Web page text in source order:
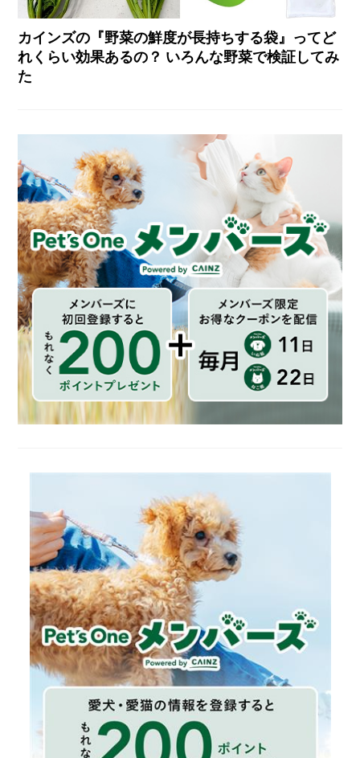
カインズの『野菜の鮮度が長持ちする袋』ってど
れくらい効果あるの？ いろんな野菜で検証してみ
た